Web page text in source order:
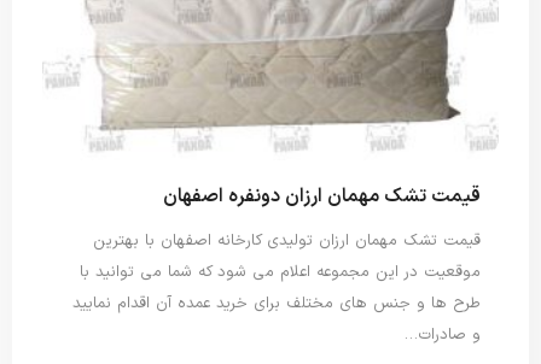
قیمت تشک مهمان ارزان دونفره اصفهان
قیمت تشک مهمان ارزان تولیدی کارخانه اصفهان با بهترین
موقعیت در این مجموعه اعلام می شود که شما می توانید با
طرح ها و جنس های مختلف برای خرید عمده آن اقدام نمایید
و صادرات…